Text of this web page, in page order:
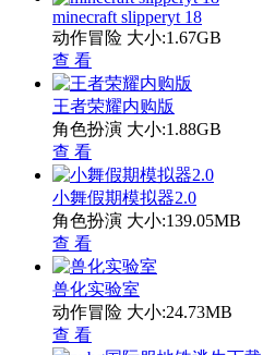
minecraft slipperyt 18
动作冒险 大小:1.67GB
查 看
王者荣耀内购版
角色扮演 大小:1.88GB
查 看
小舞假期模拟器2.0
角色扮演 大小:139.05MB
查 看
兽化实验室
动作冒险 大小:24.73MB
查 看